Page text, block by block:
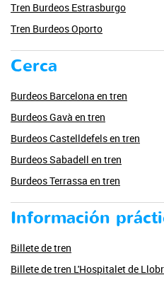
Tren Burdeos Estrasburgo
Tren Burdeos Oporto
Cerca
Burdeos Barcelona en tren
Burdeos Gavà en tren
Burdeos Castelldefels en tren
Burdeos Sabadell en tren
Burdeos Terrassa en tren
Información
Billete de tren
Billete de tren L'Hospitalet de